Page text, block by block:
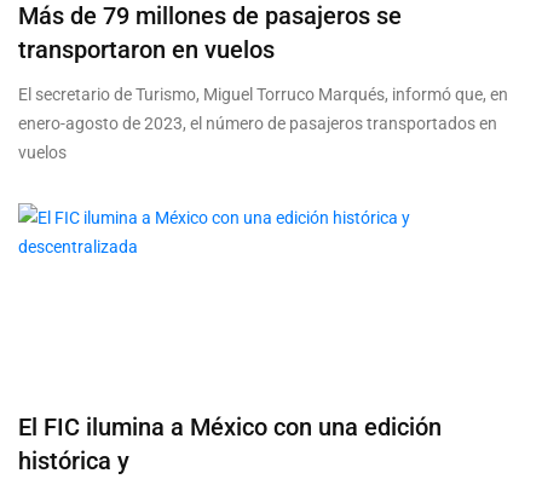
Más de 79 millones de pasajeros se
transportaron en vuelos
El secretario de Turismo, Miguel Torruco Marqués, informó que, en
enero-agosto de 2023, el número de pasajeros transportados en
vuelos
El FIC ilumina a México con una edición
histórica y